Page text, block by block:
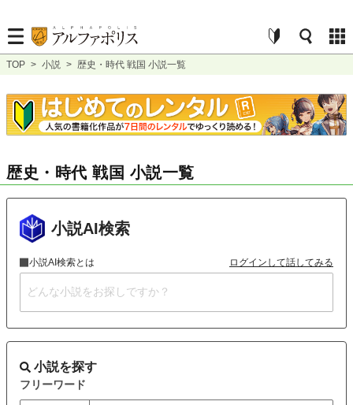
TOP > 小説 > 歴史・時代 戦国 小説一覧
歴史・時代 戦国 小説一覧
小説AI検索
小説AI検索とは ログインして話してみる
小説を探す
フリーワード